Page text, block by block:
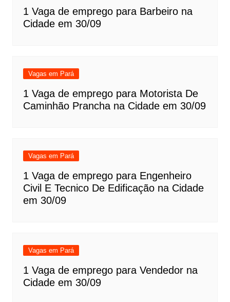
1 Vaga de emprego para Barbeiro na
Cidade em 30/09
Vagas em Pará
1 Vaga de emprego para Motorista De
Caminhão Prancha na Cidade em 30/09
Vagas em Pará
1 Vaga de emprego para Engenheiro
Civil E Tecnico De Edificação na Cidade
em 30/09
Vagas em Pará
1 Vaga de emprego para Vendedor na
Cidade em 30/09